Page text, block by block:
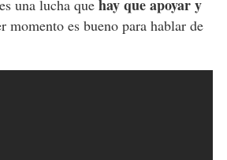
una lucha quehay que apoyar y
momento es bueno para hablar de